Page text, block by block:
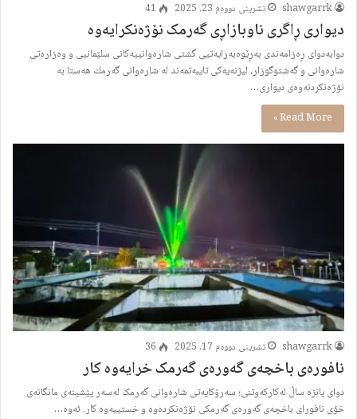
shawgarrk تشرینی دووەم 23, 2025 41
دیواری ڕاگری ناوبازاڕی گەرمک نۆژەنكرايەوە
دوابەدوای ڕەزامەندی بەڕێوەبەرایەتیی گشتی شارەوانییەکانی سلێمانیی و وەزارەتی
شارەوانی و گەشتوگوزار، لیژنەیەكی تایبەتمەند لە شارەوانی گەرمك هەستا بە
نۆژەنكردنەوەی دیواری…
Read More »
shawgarrk تشرینی دووەم 17, 2025 36
نافورەى باخچەى گەورەى گەرمک خرایەوە کار
دواى پانزە ساڵ لەکارکەوتنى؛ سەرۆکایەتى شارەوانى گەرمک لەسەر پێشینەى مانگانەى
خۆى نافوراى باخچەى گەورەى گەرمکى نۆژەنکردەوە و خستییەوە کار. ئەوە…